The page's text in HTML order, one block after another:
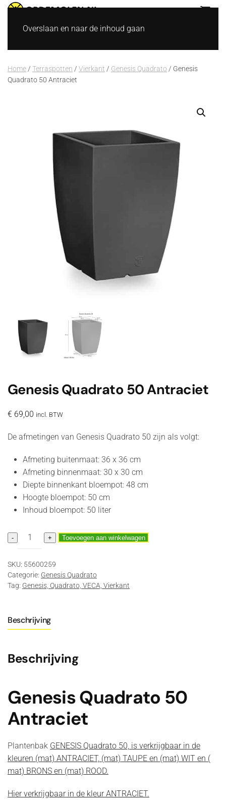
Overslaan en naar de inhoud gaan
Home / Terraspotten / Vierkant / Genesis Quadrato / Genesis
Quadrato 50 Antraciet
Genesis Quadrato 50 Antraciet
€ 69,00 incl. BTW
De afmetingen van Genesis Quadrato 50 zijn als volgt:
Afmeting buitenmaat: 36 x 36 cm
Afmeting binnenmaat: 30 x 30 cm
Diepte binnenkant bloempot: 48 cm
Hoogte bloempot: 50 cm
Inhoud bloempot: 50 liter
-
Genesis
Quadrato
Antraciet
aantal
+ Toevoegen aan winkelwagen
SKU: 55600259
Categorie: Genesis Quadrato
Tag: Genesis, Quadrato, VECA, Vierkant
Beschrijving
Beschrijving
Genesis Quadrato 50
Antraciet
Plantenbak GENESIS Quadrato 50, is verkrijgbaar in de
kleuren (mat) ANTRACIET, (mat) TAUPE en (mat) WIT en (
mat) BRONS en (mat) ROOD.
Hier verkrijgbaar in de kleur ANTRACIET.